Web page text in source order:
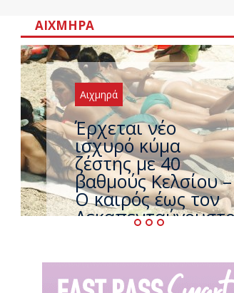
ΑΙΧΜΗΡΆ
Αιχμηρά
Άφαντος ο
Τσίπρας… την ώρα
που η χώρα
καίγεται